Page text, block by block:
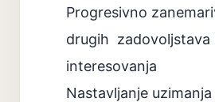
Progresivno
drugih zadovoljstava
interesovanja
Nastavljanje uzimanja